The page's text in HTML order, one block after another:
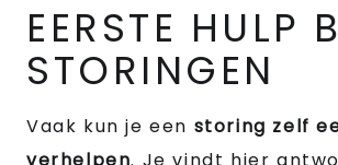
EERSTE HULP
STORINGEN
Vaak kun je een storing zelf